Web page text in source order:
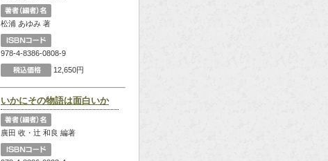
松浦 あゆみ 著
978-4-8386-0808-9
12,650円
いかにその物語は面白いか
廣田 收・辻 和良 編著